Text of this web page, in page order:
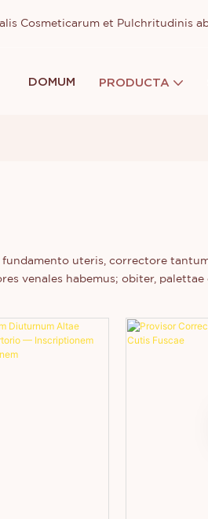
Cosmeticarum et Pulchritudinis
DOMUM PRODUCTA
uteris, correctore
venales habemus; obiter,